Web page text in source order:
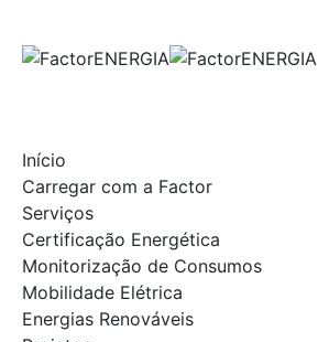
content
Início
Carregar com a Factor
Serviços
Certificação Energética
Monitorização de Consumos
Mobilidade Elétrica
Energias Renováveis